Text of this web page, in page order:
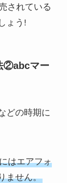
されている
ょう!
②abcマー
どの時期に
はエアフォ
ません。